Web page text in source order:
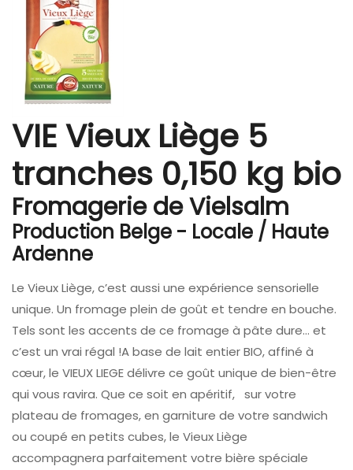
VIE Vieux Liège 5
tranches 0,150 kg bio
Fromagerie de Vielsalm
Production Belge - Locale / Haute
Ardenne
Le Vieux Liège, c’est aussi une expérience sensorielle
unique. Un fromage plein de goût et tendre en bouche.
Tels sont les accents de ce fromage à pâte dure… et
c’est un vrai régal !A base de lait entier BIO, affiné à
cœur, le VIEUX LIEGE délivre ce goût unique de bien-être
qui vous ravira. Que ce soit en apéritif, sur votre
plateau de fromages, en garniture de votre sandwich
ou coupé en petits cubes, le Vieux Liège
accompagnera parfaitement votre bière spéciale